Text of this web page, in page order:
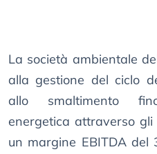
La società ambientale
alla gestione del ciclo
allo smaltimento
energetica attraverso
un margine EBITDA